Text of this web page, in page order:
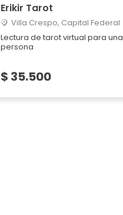
Erikir Tarot
Villa Crespo, Capital Federal
Lectura de tarot virtual para una
persona
$ 35.500